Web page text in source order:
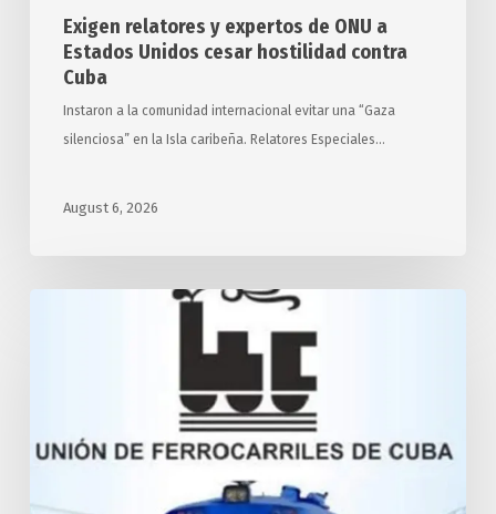
Exigen relatores y expertos de ONU a
Estados Unidos cesar hostilidad contra
Cuba
Instaron a la comunidad internacional evitar una “Gaza
silenciosa” en la Isla caribeña. Relatores Especiales…
August 6, 2026
apoyo